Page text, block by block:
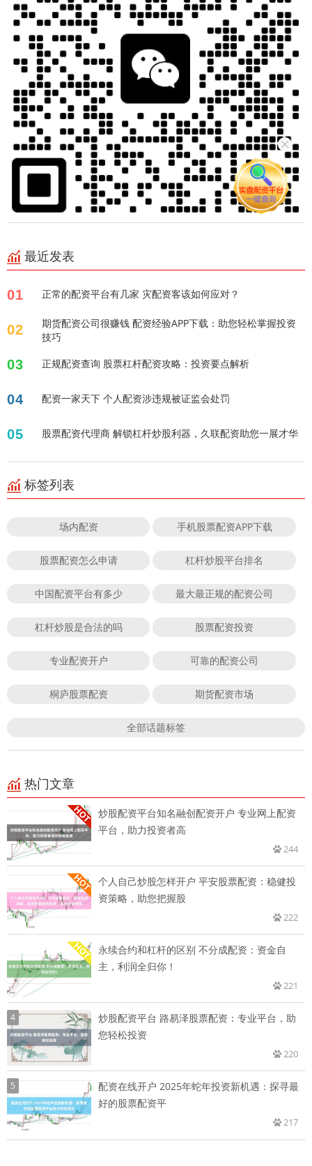
最近发表
01 正常的配资平台有几家 灾配资客该如何应对？
02
期货配资公司很赚钱 配资经验APP下载：助您轻松掌握投资
技巧
03 正规配资查询 股票杠杆配资攻略：投资要点解析
04 配资一家天下 个人配资涉违规被证监会处罚
05 股票配资代理商 解锁杠杆炒股利器，久联配资助您一展才华
标签列表
场内配资 手机股票配资APP下载
股票配资怎么申请 杠杆炒股平台排名
中国配资平台有多少 最大最正规的配资公司
杠杆炒股是合法的吗 股票配资投资
专业配资开户 可靠的配资公司
桐庐股票配资 期货配资市场
全部话题标签
热门文章
炒股配资平台知名融创配资开户 专业网上配资
平台，助力投资者高
244
个人自己炒股怎样开户 平安股票配资：稳健投
资策略，助您把握股
222
永续合约和杠杆的区别 不分成配资：资金自
主，利润全归你！
221
4
炒股配资平台 路易泽股票配资：专业平台，助
您轻松投资
220
5
配资在线开户 2025年蛇年投资新机遇：探寻最
好的股票配资平
217